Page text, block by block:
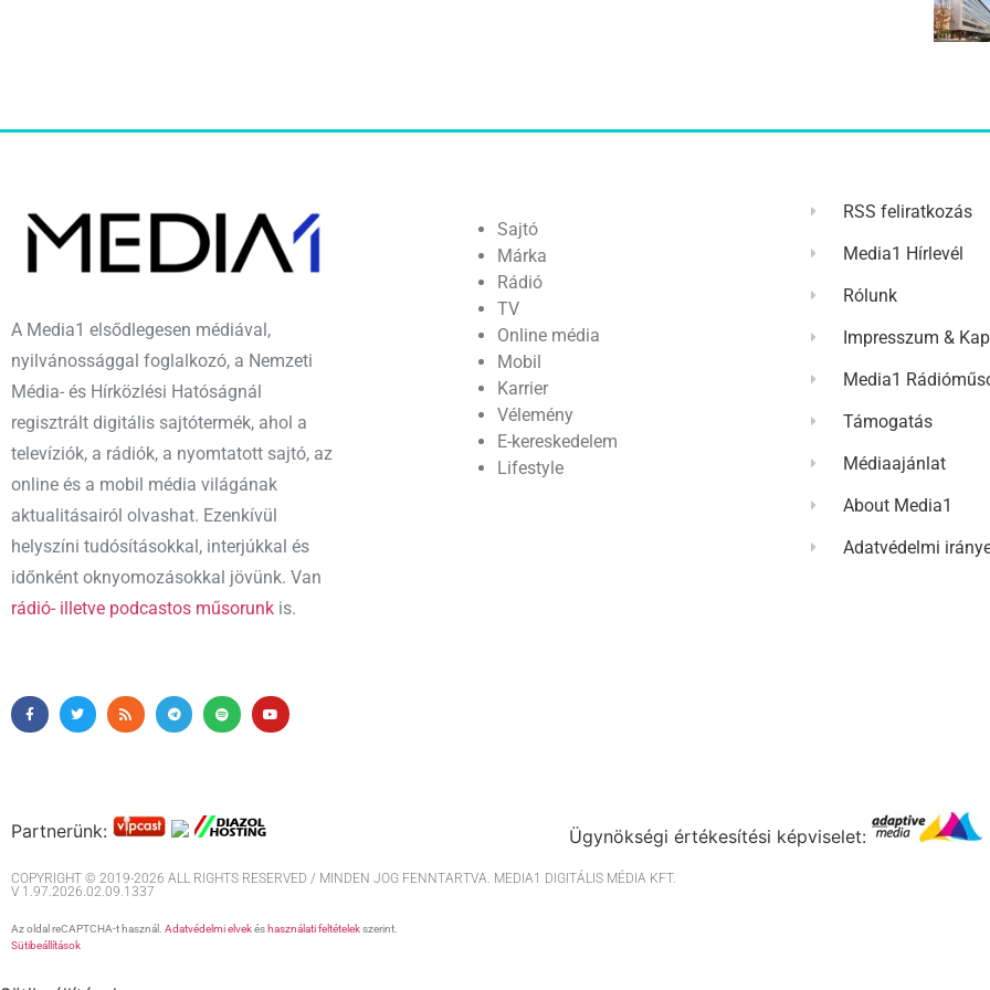
A Media1 elsődlegesen médiával,
nyilvánossággal foglalkozó, a Nemzeti
Média- és Hírközlési Hatóságnál
regisztrált digitális sajtótermék, ahol a
televíziók, a rádiók, a nyomtatott sajtó, az
online és a mobil média világának
aktualitásairól olvashat. Ezenkívül
helyszíni tudósításokkal, interjúkkal és
időnként oknyomozásokkal jövünk. Van
rádió- illetve podcastos műsorunk is.
Sajtó
Márka
Rádió
TV
Online média
Mobil
Karrier
Vélemény
E-kereskedelem
Lifestyle
RSS feliratkozás
Media1 Hírlevél
Rólunk
Impresszum &
Media1
Támogatás
Médiaajánlat
About Media1
Adatvédelmi
Partnerünk: Ügynökségi értékesítési képviselet:
COPYRIGHT © 2019-2026 ALL RIGHTS RESERVED / MINDEN JOG FENNTARTVA. MEDIA1 DIGITÁLIS MÉDIA KFT.
V 1.97.2026.02.09.1337
Az oldal reCAPTCHA-t használ. Adatvédelmi elvekés használati feltételekszerint.
Sütibeállítások